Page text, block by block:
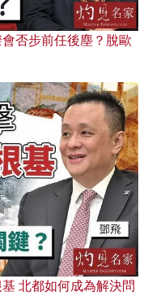
否步前任後塵？脫歐
北都如何成為解決問